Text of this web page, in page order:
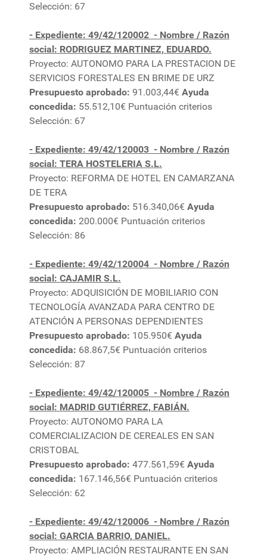
Selección: 67
- Expediente: 49/42/120002 - Nombre / Razón
social: RODRIGUEZ MARTINEZ, EDUARDO.
Proyecto: AUTONOMO PARA LA PRESTACION DE
SERVICIOS FORESTALES EN BRIME DE URZ
Presupuesto aprobado: 91.003,44€ Ayuda
concedida: 55.512,10€ Puntuación criterios
Selección: 67
- Expediente: 49/42/120003 - Nombre / Razón
social: TERA HOSTELERIA S.L.
Proyecto: REFORMA DE HOTEL EN CAMARZANA
DE TERA
Presupuesto aprobado: 516.340,06€ Ayuda
concedida: 200.000€ Puntuación criterios
Selección: 86
- Expediente: 49/42/120004 - Nombre / Razón
social: CAJAMIR S.L.
Proyecto: ADQUISICIÓN DE MOBILIARIO CON
TECNOLOGÍA AVANZADA PARA CENTRO DE
ATENCIÓN A PERSONAS DEPENDIENTES
Presupuesto aprobado: 105.950€ Ayuda
concedida: 68.867,5€ Puntuación criterios
Selección: 87
- Expediente: 49/42/120005 - Nombre / Razón
social: MADRID GUTIÉRREZ, FABIÁN.
Proyecto: AUTONOMO PARA LA
COMERCIALIZACION DE CEREALES EN SAN
CRISTOBAL
Presupuesto aprobado: 477.561,59€ Ayuda
concedida: 167.146,56€ Puntuación criterios
Selección: 62
- Expediente: 49/42/120006 - Nombre / Razón
social: GARCIA BARRIO, DANIEL.
Proyecto: AMPLIACIÓN RESTAURANTE EN SAN